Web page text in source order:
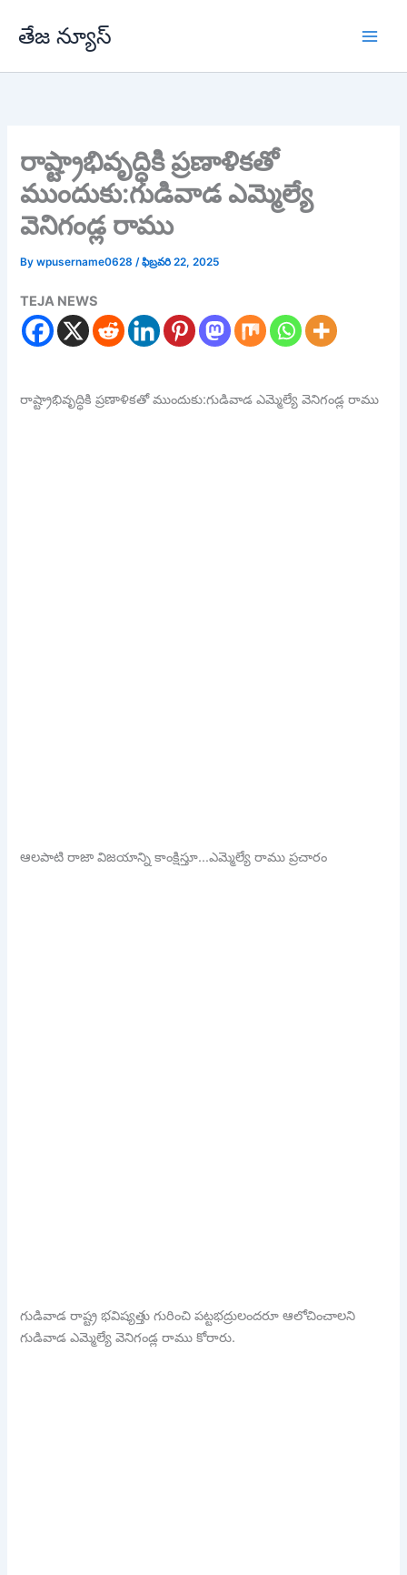
తేజ న్యూస్
రాష్ట్రాభివృద్ధికి ప్రణాళికతో
ముందుకు:గుడివాడ ఎమ్మెల్యే
వెనిగండ్ల రాము
Bywpusername0628/ఫిబ్రవరి 22, 2025
TEJA NEWS
రాష్ట్రాభివృద్ధికి ప్రణాళికతో ముందుకు:గుడివాడ ఎమ్మెల్యే వెనిగండ్ల రాము
ఆలపాటి రాజా విజయాన్ని కాంక్షిస్తూ…ఎమ్మెల్యే రాము ప్రచారం
గుడివాడ రాష్ట్ర భవిష్యత్తు గురించి పట్టభద్రులందరూ ఆలోచించాలని
గుడివాడ ఎమ్మెల్యే వెనిగండ్ల రాము కోరారు.